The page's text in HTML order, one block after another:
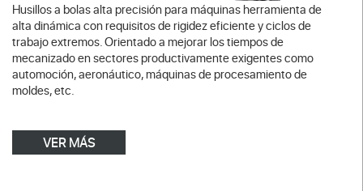
Husillos a bolas alta precisión para máquinas herramienta de
alta dinámica con requisitos de rigidez eficiente y ciclos de
trabajo extremos. Orientado a mejorar los tiempos de
mecanizado en sectores productivamente exigentes como
automoción, aeronáutico, máquinas de procesamiento de
moldes, etc.
VER MÁS